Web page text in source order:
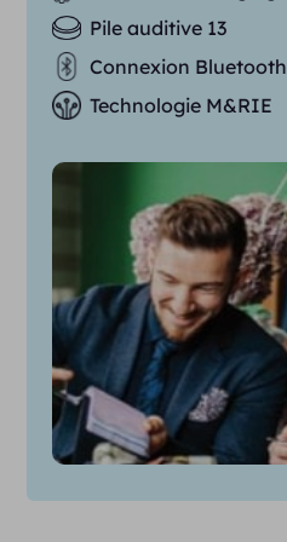
Pile auditive 13
Connexion Bluetooth
Technologie M&RIE